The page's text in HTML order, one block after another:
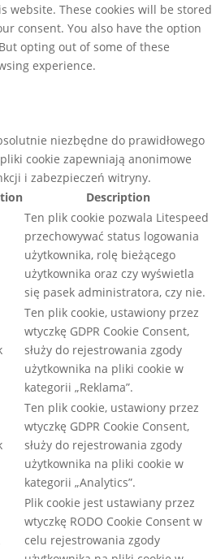
website. These cookies will be stored
consent. You also have the option
opting out of some of these
experience.
niezbędne do prawidłowego
cookie zapewniają anonimowe
i zabezpieczeń witryny.
Description
Ten plik cookie pozwala Litespeed
przechowywać status logowania
użytkownika, rolę bieżącego
użytkownika oraz czy wyświetla
się pasek administratora, czy nie.
Ten plik cookie, ustawiony przez
wtyczkę GDPR Cookie Consent,
służy do rejestrowania zgody
użytkownika na pliki cookie w
kategorii „Reklama”.
Ten plik cookie, ustawiony przez
wtyczkę GDPR Cookie Consent,
służy do rejestrowania zgody
użytkownika na pliki cookie w
kategorii „Analytics”.
Plik cookie jest ustawiany przez
wtyczkę RODO Cookie Consent w
celu rejestrowania zgody